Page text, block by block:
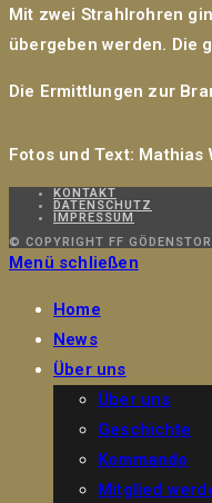
Mit zwei Strahlrohren
übergeben werden. Die
Die Ermittlungen zur
Fotos und Text: Mathias
KONTAKT
DATENSCHUTZ
IMPRESSUM
© COPYRIGHT FF
Menü schließen
Home
News
Über uns
Über uns
Geschichte
Kommando
Mitglied